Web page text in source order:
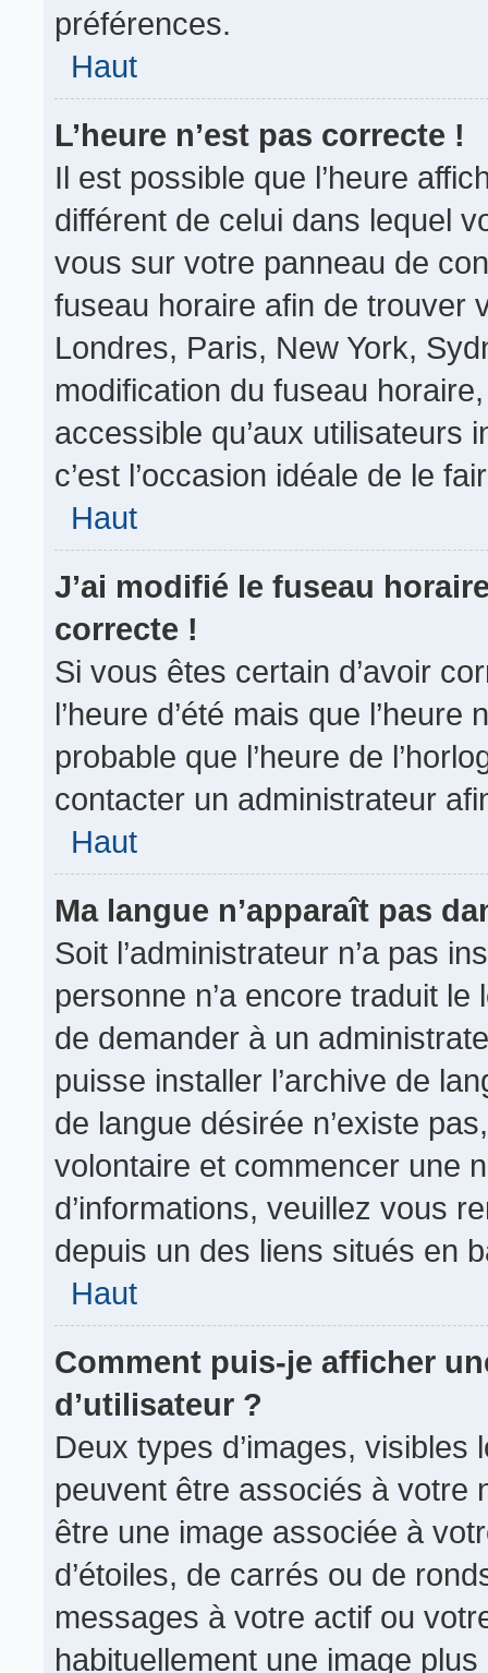
préférences.
Haut
L’heure n’est pas correcte !
Il est possible que l’heure
différent de celui dans lequel
vous sur votre panneau de
fuseau horaire afin de trouver
Londres, Paris, New York,
modification du fuseau
accessible qu’aux utilisateurs
c’est l’occasion idéale de le
Haut
J’ai modifié le fuseau
correcte !
Si vous êtes certain d’avoir
l’heure d’été mais que
probable que l’heure de
contacter un administrateur
Haut
Ma langue n’apparaît pas
Soit l’administrateur n’a pas
personne n’a encore traduit
de demander à un
puisse installer l’archive de
de langue désirée n’existe
volontaire et commencer une
d’informations, veuillez vous
depuis un des liens situés en
Haut
Comment puis-je afficher
d’utilisateur ?
Deux types d’images,
peuvent être associés à votre
être une image associée à
d’étoiles, de carrés ou de
messages à votre actif ou
habituellement une image